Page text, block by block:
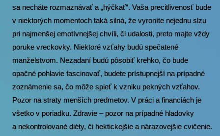
sa necháte rozmaznávať a „hýčkať“. Vaša precitlivenosť bude
v niektorých momentoch taká silná, že vyroníte nejednu slzu
pri najmenšej emotívnejšej chvíli, či udalosti, preto majte vždy
poruke vreckovky. Niektoré vzťahy budú spečatené
manželstvom. Nezadaní budú pôsobiť krehko, čo bude
opačné pohlavie fascinovať, budete prístupnejší na prípadné
zoznámenie sa, čo môže spieť k vzniku pekných vzťahov.
Pozor na straty menších predmetov. V práci a financiách je
všetko v poriadku. Zdravie – pozor na prípadné hladovky
a nekontrolované diéty, či hektickejšie a nárazovejšie cvičenie.